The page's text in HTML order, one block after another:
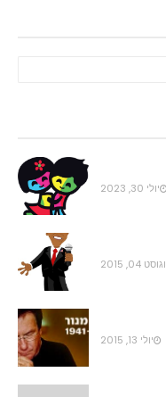
יולי 30, 2023
04, 2015
יולי 13, 2015